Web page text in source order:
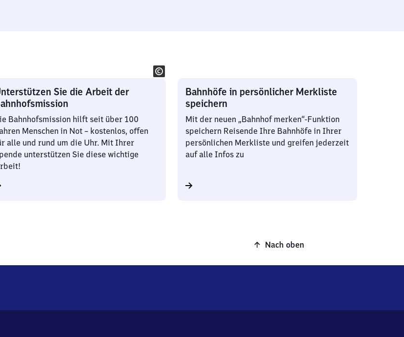
Sie die Arbeit der
Bahnhofsmission hilft seit über 100
Menschen in Not – kostenlos, offen
alle und rund um die Uhr. Mit Ihrer
unterstützen Sie diese wichtige
Bahnhöfe in persönlicher Merkliste
speichern
Mit der neuen „Bahnhof merken“-Funktion
speichern Reisende Ihre Bahnhöfe in Ihrer
persönlichen Merkliste und greifen jederzeit
auf alle Infos zu
Nach oben